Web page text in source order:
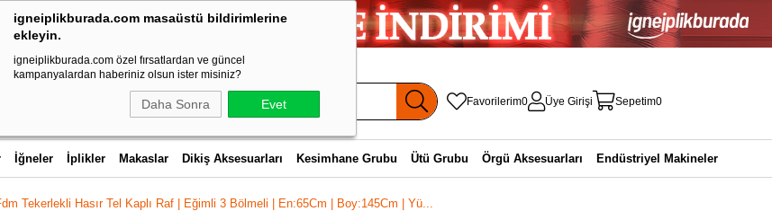
igneiplikburada.com masaüstü bildirimlerine
ekleyin.
igneiplikburada.com özel fırsatlardan ve güncel
kampanyalardan haberiniz olsun ister misiniz?
Daha Sonra Evet Favorilerim0 Üye Girişi Sepetim0
İğneler İplikler Makaslar Dikiş Aksesuarları Kesimhane Grubu Ütü Grubu Örgü Aksesuarları Endüstriyel Makineler
Tekerlekli Hasır Tel Kaplı Raf | Eğimli 3 Bölmeli | En:65Cm | Boy:145Cm | Yü...